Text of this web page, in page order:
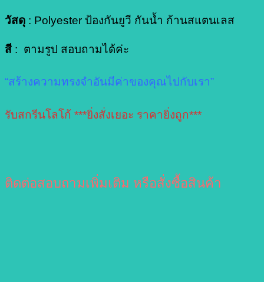
วัสดุ : Polyester ป้องกันยูวี กันน้ำ ก้านสแตนเลส
สี : ตามรูป สอบถามได้ค่ะ
“สร้างความทรงจำอันมีค่าของคุณไปกับเรา”
รับสกรีนโลโก้ ***ยิ่งสั่งเยอะ ราคายิ่งถูก***
ติดต่อสอบถามเพิ่มเติม หรือสั่งซื้อสินค้า